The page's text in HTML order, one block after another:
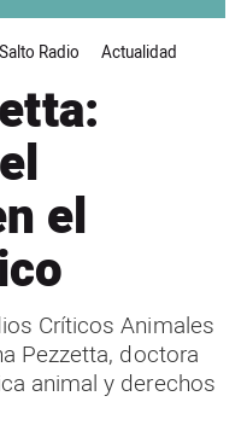
Radio Actualidad
el
Críticos Animales
Pezzetta, doctora
animal y derechos